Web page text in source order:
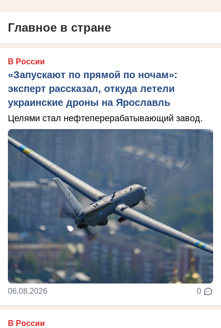
Главное в стране
В России
«Запускают по прямой по ночам»:
эксперт рассказал, откуда летели
украинские дроны на Ярославль
Целями стал нефтеперерабатывающий завод.
06.08.2026 0
В России